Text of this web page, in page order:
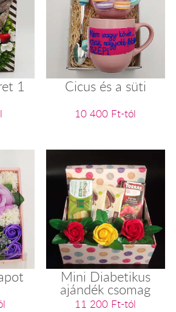
1 Cicus és a süti
10 400 Ft-tól
Mini Diabetikus
ajándék csomag
11 200 Ft-tól